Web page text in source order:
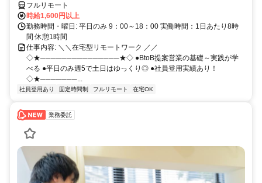
フルリモート
時給1,600円以上
勤務時間・曜日: 平日のみ 9：00～18：00 実働時間：1日あたり8時
間 休憩1時間
仕事内容: ＼＼在宅型リモートワーク ／／
◇★───────────────★◇ ●BtoB提案営業の基礎～実践が学
べる ●平日のみ週5で土日はゆっくり◎ ●社員登用実績あり！
◇★───────...
社員登用あり 固定時間制 フルリモート 在宅OK
業務委託